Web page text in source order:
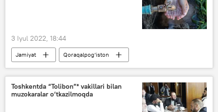
3 Iyul 2022, 18:44
Jamiyat
Qoraqalpog‘iston
sovuq suv
Toshkentda “Tolibon”* vakillari bilan
muzokaralar o‘tkazilmoqda